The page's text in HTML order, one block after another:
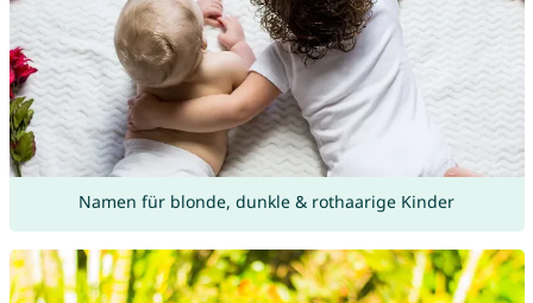
Namen für blonde, dunkle & rothaarige Kinder